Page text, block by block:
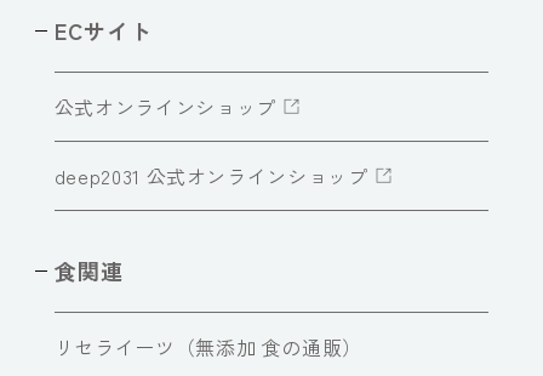
ECサイト
公式オンラインショップ
deep2031 公式オンラインショップ
食関連
リセライーツ（無添加 食の通販）